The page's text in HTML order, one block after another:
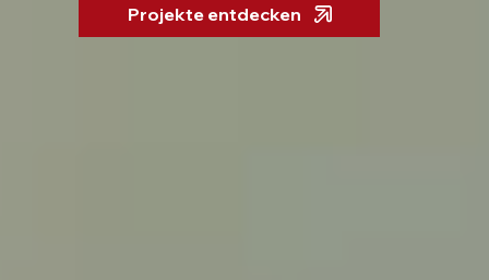
Projekte entdecken